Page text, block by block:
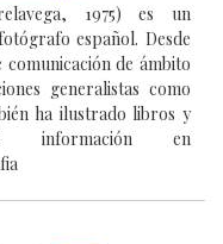
1975) es un
español. Desde
comunicación de ámbito
generalistas como
ha ilustrado libros y
información en